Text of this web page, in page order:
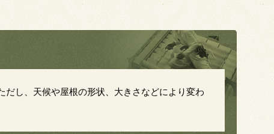
し、天候や屋根の形状、大きさなどにより変わ